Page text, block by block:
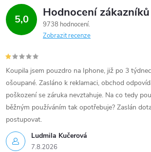
ý
p
i
s
u
5,0 Hodnocení zákazníků
9738 hodnocení
Zobrazit recenze
Ludmila Kučerová
7.8.2026
Koupila jsem pouzdro na Iphone, již po 3
ošoupané. Zasláno k reklamaci, obchod
poškození se záruka nevztahuje. Na co tedy
běžným používáním tak opotřebuje? Zaslán
postupovat.